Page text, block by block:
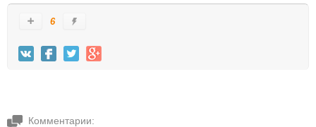
6
Комментарии: